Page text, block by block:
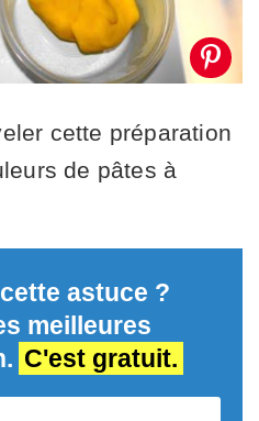
cette préparation
de pâtes à
astuce ?
meilleures
C'est gratuit.